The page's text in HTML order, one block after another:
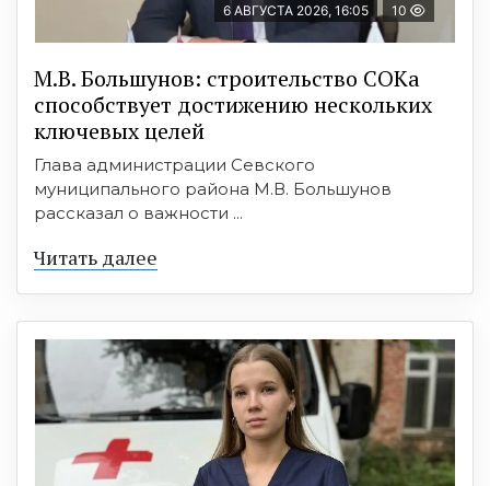
6 АВГУСТА 2026, 16:05 10
М.В. Большунов: строительство СОКа
способствует достижению нескольких
ключевых целей
Глава администрации Севского
муниципального района М.В. Большунов
рассказал о важности ...
Читать далее